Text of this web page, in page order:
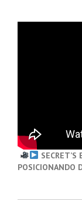
POSICIONANDO